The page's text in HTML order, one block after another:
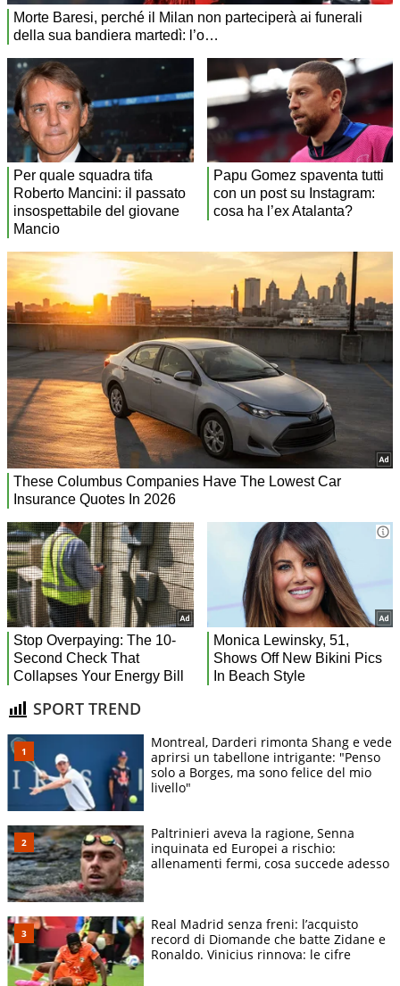
SPORT TREND
Montreal, Darderi rimonta Shang e vede
aprirsi un tabellone intrigante: "Penso
solo a Borges, ma sono felice del mio
livello"
Paltrinieri aveva la ragione, Senna
inquinata ed Europei a rischio:
allenamenti fermi, cosa succede adesso
Real Madrid senza freni: l’acquisto
record di Diomande che batte Zidane e
Ronaldo. Vinicius rinnova: le cifre